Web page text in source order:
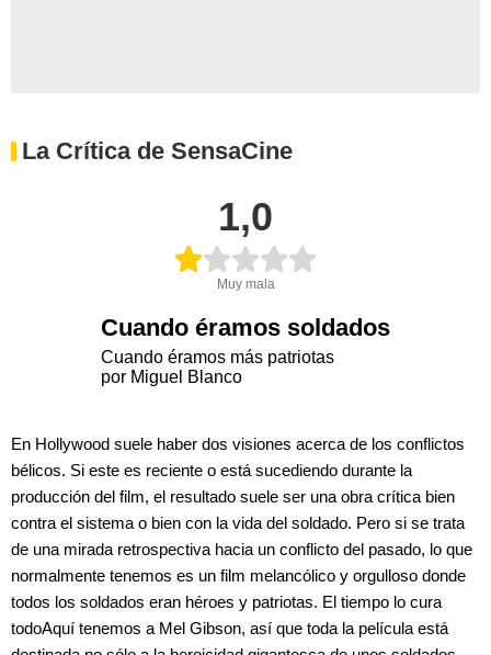
La Crítica de SensaCine
1,0
Muy mala
Cuando éramos soldados
Cuando éramos más patriotas
por Miguel Blanco
En Hollywood suele haber dos visiones acerca de los conflictos
bélicos. Si este es reciente o está sucediendo durante la
producción del film, el resultado suele ser una obra crítica bien
contra el sistema o bien con la vida del soldado. Pero si se trata
de una mirada retrospectiva hacia un conflicto del pasado, lo que
normalmente tenemos es un film melancólico y orgulloso donde
todos los soldados eran héroes y patriotas. El tiempo lo cura
todoAquí tenemos a Mel Gibson, así que toda la película está